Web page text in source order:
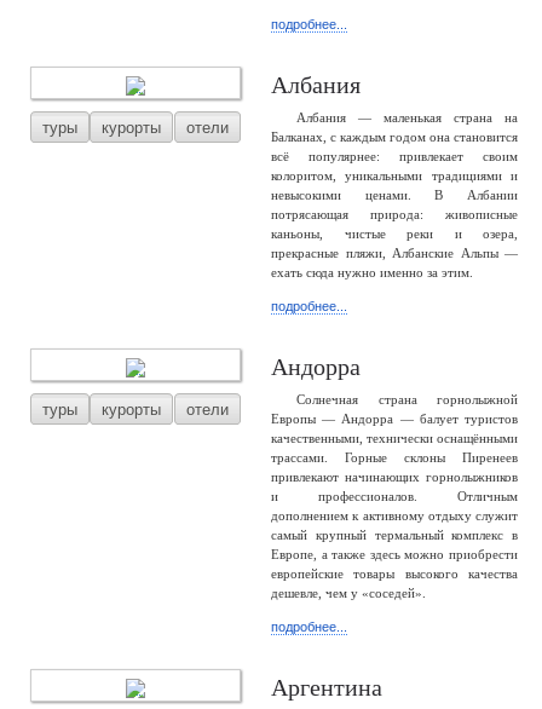
подробнее...
туры курорты отели
Албания
Албания — маленькая страна на
Балканах, с каждым годом она становится
всё популярнее: привлекает своим
колоритом, уникальными традициями и
невысокими ценами. В Албании
потрясающая природа: живописные
каньоны, чистые реки и озера,
прекрасные пляжи, Албанские Альпы —
ехать сюда нужно именно за этим.
подробнее...
туры курорты отели
Андорра
Солнечная страна горнолыжной
Европы — Андорра — балует туристов
качественными, технически оснащёнными
трассами. Горные склоны Пиренеев
привлекают начинающих горнолыжников
и профессионалов. Отличным
дополнением к активному отдыху служит
самый крупный термальный комплекс в
Европе, а также здесь можно приобрести
европейские товары высокого качества
дешевле, чем у «соседей».
подробнее...
Аргентина